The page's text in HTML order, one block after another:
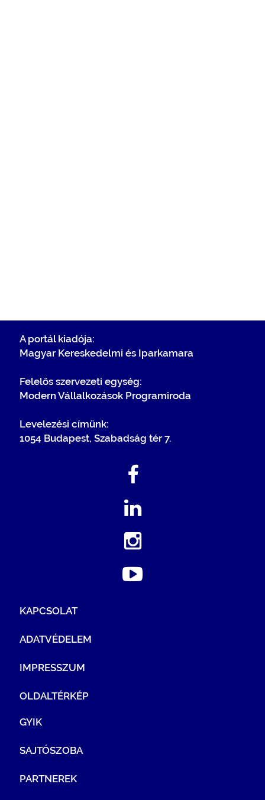
A portál kiadója:
Magyar Kereskedelmi és Iparkamara
Felelős szervezeti egység:
Modern Vállalkozások Programiroda
Levelezési címünk:
1054 Budapest, Szabadság tér 7.
KAPCSOLAT
ADATVÉDELEM
IMPRESSZUM
OLDALTÉRKÉP
GYIK
SAJTÓSZOBA
PARTNEREK